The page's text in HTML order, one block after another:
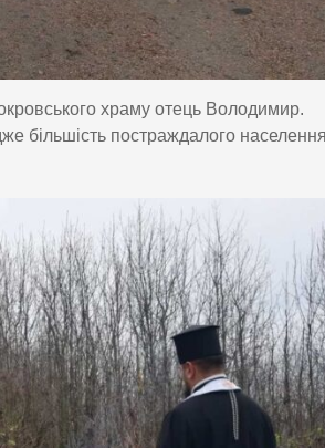
храму отець Володимир.
більшість постраждалого